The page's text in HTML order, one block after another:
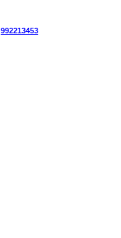
992213453